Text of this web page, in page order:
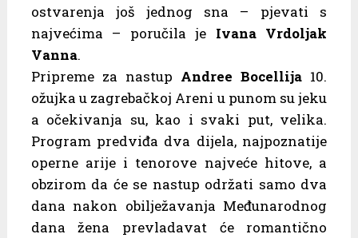
ostvarenja još jednog sna – pjevati s
najvećima – poručila je Ivana Vrdoljak
Vanna.
Pripreme za nastup Andree Bocellija 10.
ožujka u zagrebačkoj Areni u punom su jeku
a očekivanja su, kao i svaki put, velika.
Program predviđa dva dijela, najpoznatije
operne arije i tenorove najveće hitove, a
obzirom da će se nastup održati samo dva
dana nakon obilježavanja Međunarodnog
dana žena prevladavat će romantično